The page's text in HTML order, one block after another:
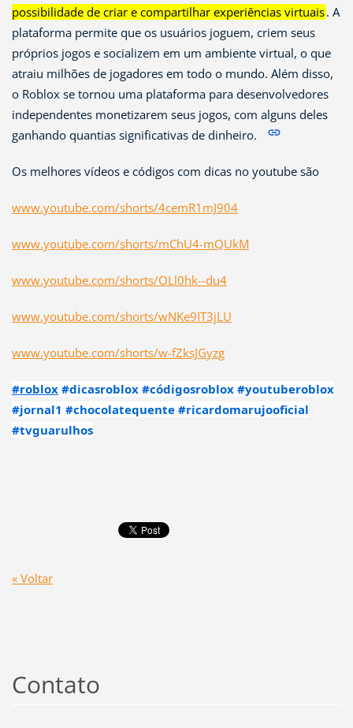
possibilidade de criar e compartilhar experiências virtuais. A
plataforma permite que os usuários joguem, criem seus
próprios jogos e socializem em um ambiente virtual, o que
atraiu milhões de jogadores em todo o mundo. Além disso,
o Roblox se tornou uma plataforma para desenvolvedores
independentes monetizarem seus jogos, com alguns deles
ganhando quantias significativas de dinheiro.
Os melhores vídeos e códigos com dicas no youtube são
www.youtube.com/shorts/4cemR1mJ904
www.youtube.com/shorts/mChU4-mQUkM
www.youtube.com/shorts/OLl0hk--du4
www.youtube.com/shorts/wNKe9IT3jLU
www.youtube.com/shorts/w-fZksJGyzg
#roblox #dicasroblox #códigosroblox #youtuberoblox
#jornal1 #chocolatequente #ricardomarujooficial
#tvguarulhos
« Voltar
Contato